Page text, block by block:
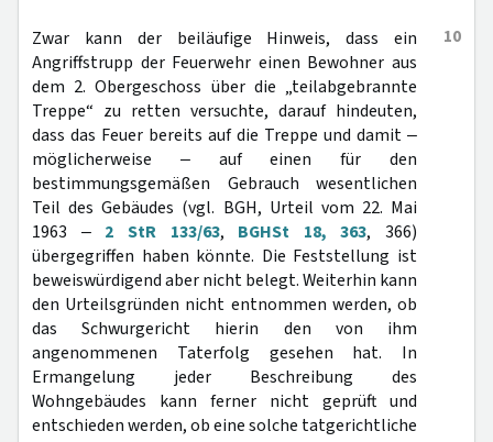
10
Zwar kann der beiläufige Hinweis, dass ein
Angriffstrupp der Feuerwehr einen Bewohner aus
dem 2. Obergeschoss über die „teilabgebrannte
Treppe“ zu retten versuchte, darauf hindeuten,
dass das Feuer bereits auf die Treppe und damit ‒
möglicherweise ‒ auf einen für den
bestimmungsgemäßen Gebrauch wesentlichen
Teil des Gebäudes (vgl. BGH, Urteil vom 22. Mai
1963 ‒ 2 StR 133/63, BGHSt 18, 363, 366)
übergegriffen haben könnte. Die Feststellung ist
beweiswürdigend aber nicht belegt. Weiterhin kann
den Urteilsgründen nicht entnommen werden, ob
das Schwurgericht hierin den von ihm
angenommenen Taterfolg gesehen hat. In
Ermangelung jeder Beschreibung des
Wohngebäudes kann ferner nicht geprüft und
entschieden werden, ob eine solche tatgerichtliche